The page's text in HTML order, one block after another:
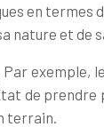
en
nature et de
de
terrain.